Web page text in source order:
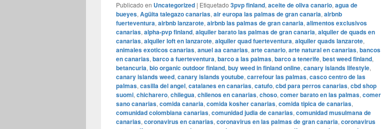
Publicado en Uncategorized | Etiquetado 3pvp finland, aceite de oliva canario, agua de
bueyes, Agüita talegazo canarias, air europa las palmas de gran canaria, airbnb
fuerteventura, airbnb lanzarote, airbnb las palmas de gran canaria, alimentos exclusivos
canarias, alpha-pvp finland, alquiler barato las palmas de gran canaria, alquiler de quads en
canarias, alquiler loft en lanzarote, alquiler quad fuerteventura, alquiler quads lanzarote,
animales exoticos canarias, anuel aa canarias, arte canario, arte natural en canarias, bancos
en canarias, barco a fuerteventura, barco a las palmas, barco a tenerife, best weed finland,
betancuria, bio organic outdoor finland, buy weed in finland online, canary islands lifestyle,
canary islands weed, canary islands youtube, carrefour las palmas, casco centro de las
palmas, casilla del angel, catalanes en canarias, catufo, cbd para perros canarias, cbd shop
suomi, chicharero, chilegua, chilenos en canarias, choso, comer barato en las palmas, comer
sano canarias, comida canaria, comida kosher canarias, comida tipica de canarias,
comunidad colombiana canarias, comunidad judia de canarias, comunidad musulmana de
canarias, coronavirus en canarias, coronavirus en las palmas de gran canaria, coronavirus